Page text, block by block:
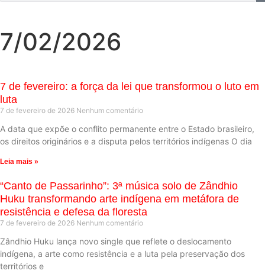
7/02/2026
7 de fevereiro: a força da lei que transformou o luto em
luta
7 de fevereiro de 2026 Nenhum comentário
A data que expõe o conflito permanente entre o Estado brasileiro,
os direitos originários e a disputa pelos territórios indígenas O dia
Leia mais »
“Canto de Passarinho”: 3ª música solo de Zândhio
Huku transformando arte indígena em metáfora de
resistência e defesa da floresta
7 de fevereiro de 2026 Nenhum comentário
Zândhio Huku lança novo single que reflete o deslocamento
indígena, a arte como resistência e a luta pela preservação dos
territórios e